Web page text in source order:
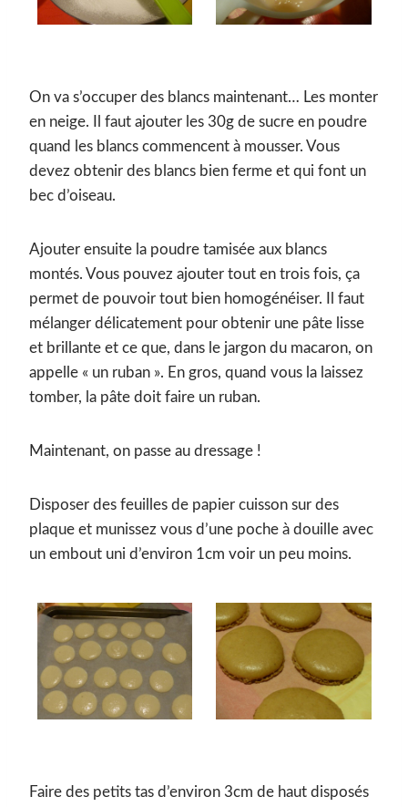
On va s’occuper des blancs maintenant… Les monter
en neige. Il faut ajouter les 30g de sucre en poudre
quand les blancs commencent à mousser. Vous
devez obtenir des blancs bien ferme et qui font un
bec d’oiseau.
Ajouter ensuite la poudre tamisée aux blancs
montés. Vous pouvez ajouter tout en trois fois, ça
permet de pouvoir tout bien homogénéiser. Il faut
mélanger délicatement pour obtenir une pâte lisse
et brillante et ce que, dans le jargon du macaron, on
appelle « un ruban ». En gros, quand vous la laissez
tomber, la pâte doit faire un ruban.
Maintenant, on passe au dressage !
Disposer des feuilles de papier cuisson sur des
plaque et munissez vous d’une poche à douille avec
un embout uni d’environ 1cm voir un peu moins.
Faire des petits tas d’environ 3cm de haut disposés